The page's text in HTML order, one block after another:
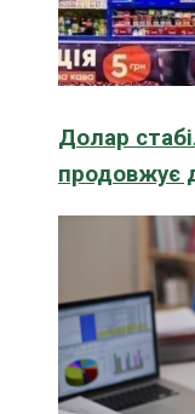
Долар
продовжує